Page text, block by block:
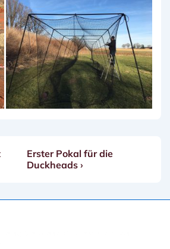
Nächster
Beitrag
Erster Pokal für die
Duckheads ›